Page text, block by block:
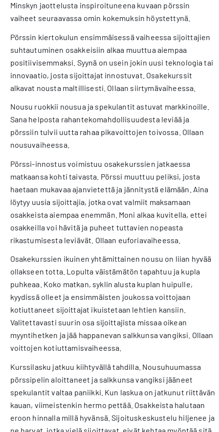
Minskyn jaottelusta inspiroituneena kuvaan pörssin
vaiheet seuraavassa omin kokemuksin höystettynä.
Pörssin kiertokulun ensimmäisessä vaiheessa sijoittajien
suhtautuminen osakkeisiin alkaa muuttua aiempaa
positiivisemmaksi. Syynä on usein jokin uusi teknologia tai
innovaatio, josta sijoittajat innostuvat. Osakekurssit
alkavat nousta maltillisesti. Ollaan siirtymävaiheessa.
Nousu ruokkii nousua ja spekulantit astuvat markkinoille.
Sana helposta rahantekomahdollisuudesta leviää ja
pörssiin tulvii uutta rahaa pikavoittojen toivossa. Ollaan
nousuvaiheessa.
Pörssi-innostus voimistuu osakekurssien jatkaessa
matkaansa kohti taivasta. Pörssi muuttuu peliksi, josta
haetaan mukavaa ajanvietettä ja jännitystä elämään. Aina
löytyy uusia sijoittajia, jotka ovat valmiit maksamaan
osakkeista aiempaa enemmän. Moni alkaa kuvitella, ettei
osakkeilla voi hävitä ja puheet tuttavien nopeasta
rikastumisesta leviävät. Ollaan euforiavaiheessa.
Osakekurssien ikuinen yhtämittainen nousu on liian hyvää
ollakseen totta. Lopulta väistämätön tapahtuu ja kupla
puhkeaa. Koko matkan, syklin alusta kuplan huipulle,
kyydissä olleet ja ensimmäisten joukossa voittojaan
kotiuttaneet sijoittajat ikuistetaan lehtien kansiin.
Valitettavasti suurin osa sijoittajista missaa oikean
myyntihetken ja jää happanevan salkkunsa vangiksi. Ollaan
voittojen kotiuttamisvaiheessa.
Kurssilasku jatkuu kiihtyvällä tahdilla. Nousuhuumassa
pörssipelin aloittaneet ja salkkunsa vangiksi jääneet
spekulantit valtaa paniikki. Kun laskua on jatkunut riittävän
kauan, viimeistenkin hermo pettää. Osakkeista halutaan
eroon hinnalla millä hyvänsä. Sijoituskeskustelu hiljenee ja
ne harvat, jotka vielä sijoittavat, eivät kehtaa myöntää sitä.